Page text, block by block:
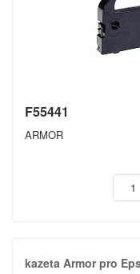
F55441
ARMOR
kazeta Armor pro